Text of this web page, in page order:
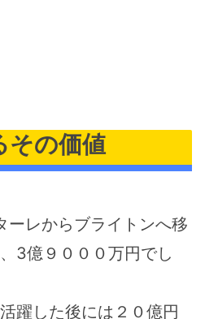
その価値
ーレからブライトンへ移
3億９０００万円でし
躍した後には２０億円